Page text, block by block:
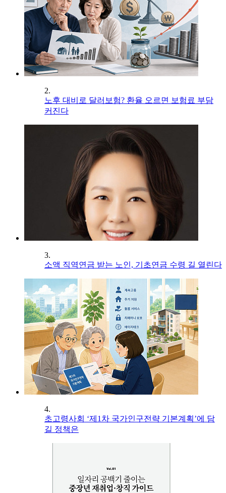
2.
노후 대비로 달러보험? 환율 오르면 보험료 부담
커진다
3.
소액 직역연금 받는 노인, 기초연금 수령 길 열린다
4.
초고령사회 ‘제1차 국가인구전략 기본계획’에 담
길 정책은